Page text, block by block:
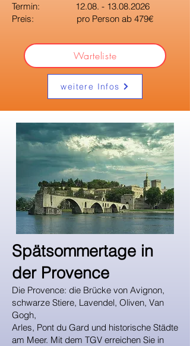
Termin: 12.08. - 13.08.2026
Preis: pro Person ab 479€
Warteliste
weitere Infos
Spätsommertage in
der Provence
Die Provence: die Brücke von Avignon,
schwarze Stiere, Lavendel, Oliven, Van
Gogh,
Arles, Pont du Gard und historische Städte
am Meer. Mit dem TGV erreichen Sie in